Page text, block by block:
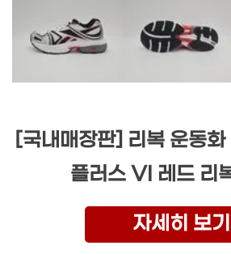
[국내매장판] 리복 운동
플러스 VI 레드 리
자세히 보기